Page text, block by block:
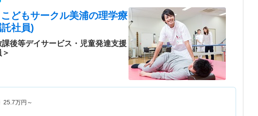
どもサークル美浦の理学療
社員)
課後等デイサービス・児童発達支援
25.7万円～